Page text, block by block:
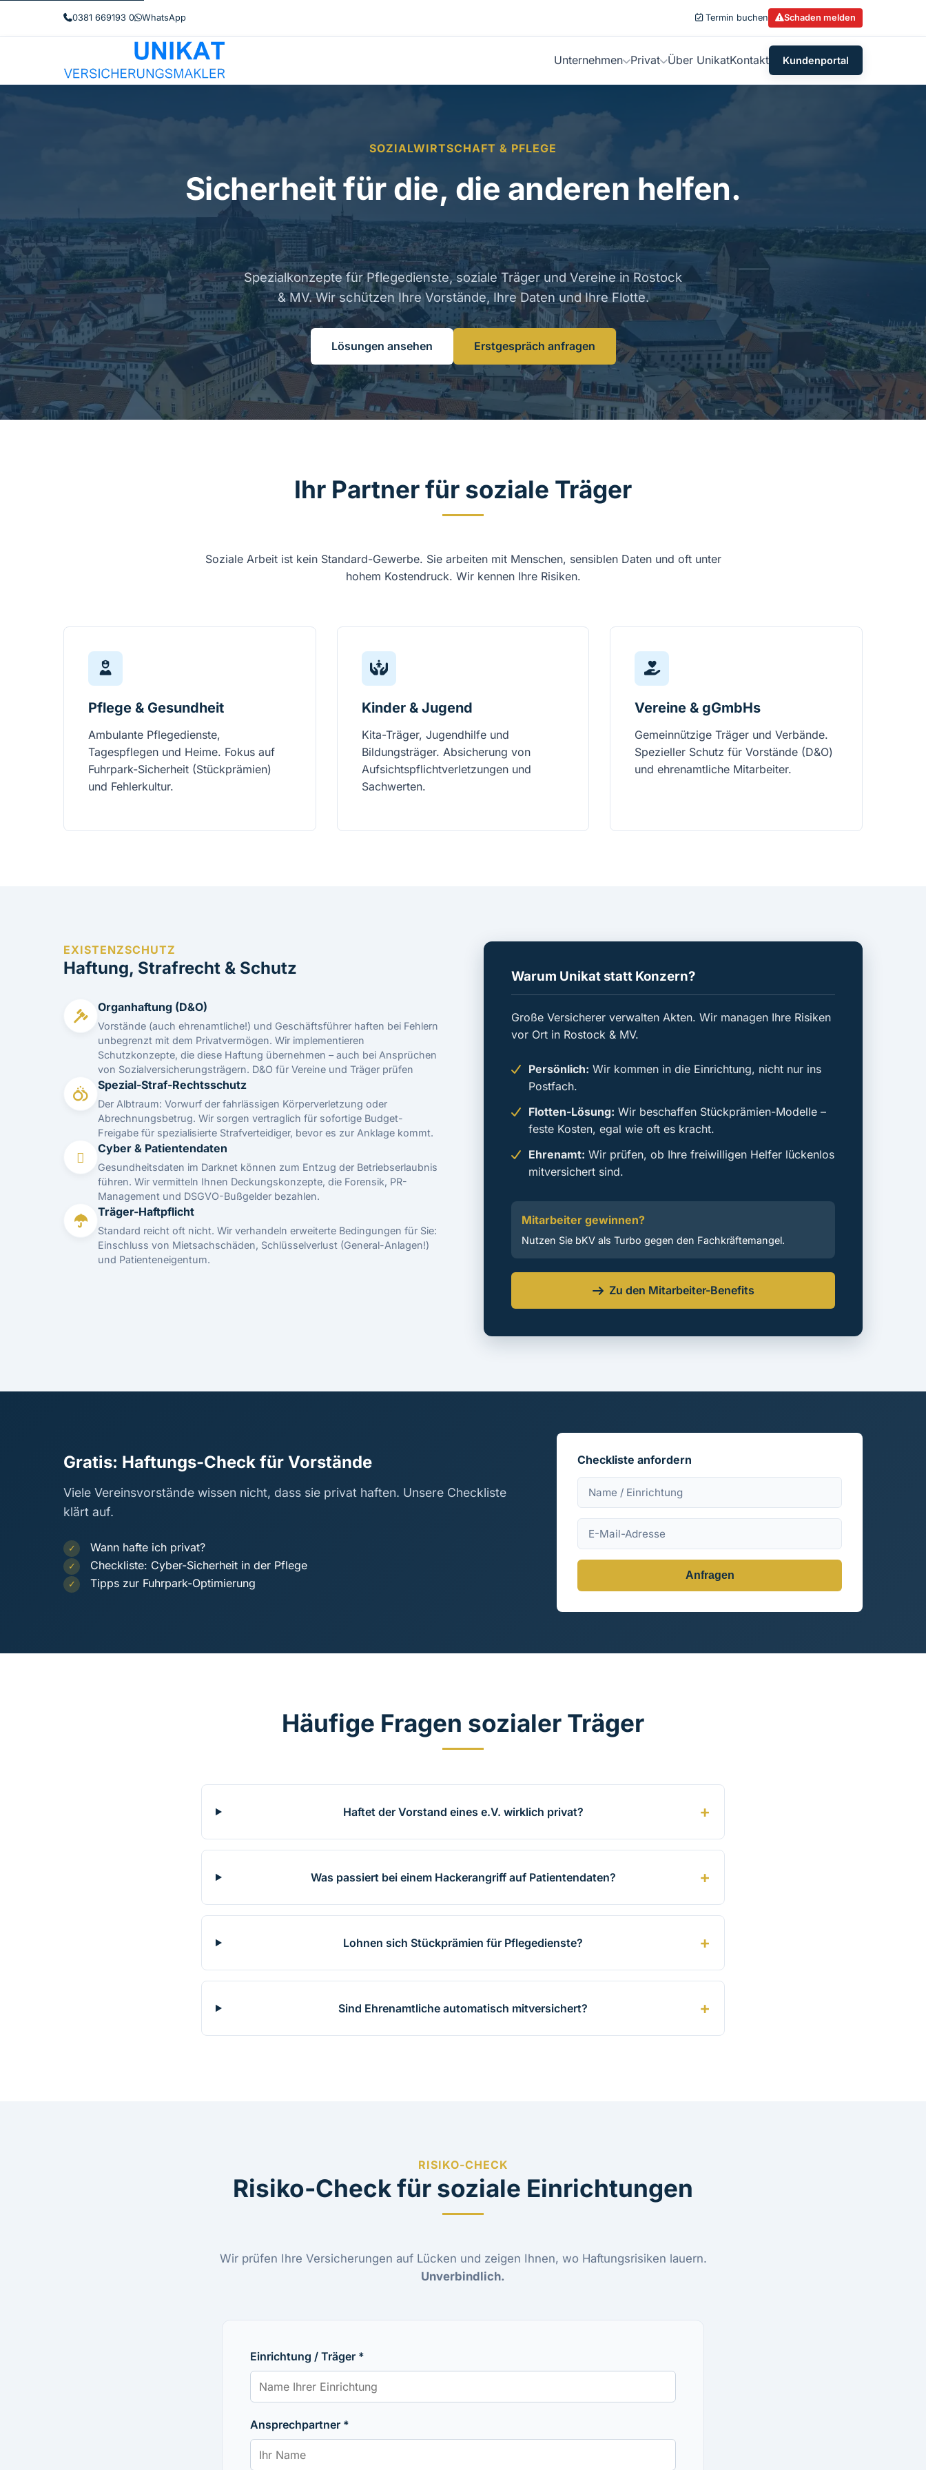
0381 669193 0 WhatsApp Termin buchen Schaden melden
Unternehmen Privat Über UnikatKontakt Kundenportal
SOZIALWIRTSCHAFT & PFLEGE
Sicherheit für die, die anderen helfen.
Spezialkonzepte für Pflegedienste, soziale Träger und Vereine in Rostock
& MV. Wir schützen Ihre Vorstände, Ihre Daten und Ihre Flotte.
Lösungen ansehen Erstgespräch anfragen
Ihr Partner für soziale Träger
Soziale Arbeit ist kein Standard-Gewerbe. Sie arbeiten mit Menschen, sensiblen Daten und oft unter
hohem Kostendruck. Wir kennen Ihre Risiken.
Pflege & Gesundheit
Ambulante Pflegedienste,
Tagespflegen und Heime. Fokus auf
Fuhrpark-Sicherheit (Stückprämien)
und Fehlerkultur.
Kinder & Jugend
Kita-Träger, Jugendhilfe und
Bildungsträger. Absicherung von
Aufsichtspflichtverletzungen und
Sachwerten.
Vereine & gGmbHs
Gemeinnützige Träger und Verbände.
Spezieller Schutz für Vorstände (D&O)
und ehrenamtliche Mitarbeiter.
EXISTENZSCHUTZ
Haftung, Strafrecht & Schutz
Organhaftung (D&O)
Vorstände (auch ehrenamtliche!) und Geschäftsführer haften bei Fehlern
unbegrenzt mit dem Privatvermögen. Wir implementieren
Schutzkonzepte, die diese Haftung übernehmen – auch bei Ansprüchen
von Sozialversicherungsträgern. D&O für Vereine und Träger prüfen
Spezial-Straf-Rechtsschutz
Der Albtraum: Vorwurf der fahrlässigen Körperverletzung oder
Abrechnungsbetrug. Wir sorgen vertraglich für sofortige Budget-
Freigabe für spezialisierte Strafverteidiger, bevor es zur Anklage kommt.
Cyber & Patientendaten
Gesundheitsdaten im Darknet können zum Entzug der Betriebserlaubnis
führen. Wir vermitteln Ihnen Deckungskonzepte, die Forensik, PR-
Management und DSGVO-Bußgelder bezahlen.
Träger-Haftpflicht
Standard reicht oft nicht. Wir verhandeln erweiterte Bedingungen für Sie:
Einschluss von Mietsachschäden, Schlüsselverlust (General-Anlagen!)
und Patienteneigentum.
Warum Unikat statt Konzern?
Große Versicherer verwalten Akten. Wir managen Ihre Risiken
vor Ort in Rostock & MV.
Persönlich: Wir kommen in die Einrichtung, nicht nur ins
Postfach.
Flotten-Lösung: Wir beschaffen Stückprämien-Modelle –
feste Kosten, egal wie oft es kracht.
Ehrenamt: Wir prüfen, ob Ihre freiwilligen Helfer lückenlos
mitversichert sind.
Mitarbeiter gewinnen?
Nutzen Sie bKV als Turbo gegen den Fachkräftemangel.
Zu den Mitarbeiter-Benefits
Gratis: Haftungs-Check für Vorstände
Viele Vereinsvorstände wissen nicht, dass sie privat haften. Unsere Checkliste
klärt auf.
✓ Wann hafte ich privat?
✓ Checkliste: Cyber-Sicherheit in der Pflege
✓ Tipps zur Fuhrpark-Optimierung
Checkliste anfordern
Anfragen
Häufige Fragen sozialer Träger
Haftet der Vorstand eines e.V. wirklich privat?
Was passiert bei einem Hackerangriff auf Patientendaten?
Lohnen sich Stückprämien für Pflegedienste?
Sind Ehrenamtliche automatisch mitversichert?
RISIKO-CHECK
Risiko-Check für soziale Einrichtungen
Wir prüfen Ihre Versicherungen auf Lücken und zeigen Ihnen, wo Haftungsrisiken lauern.
Unverbindlich.
Einrichtung / Träger *
Ansprechpartner *